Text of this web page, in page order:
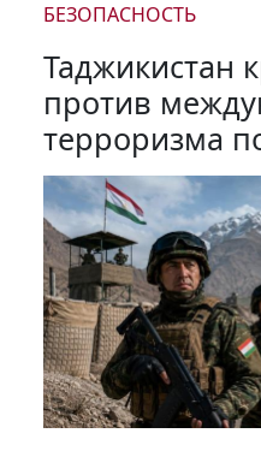
БЕЗОПАСНОСТЬ
Таджикистан
против
терроризма